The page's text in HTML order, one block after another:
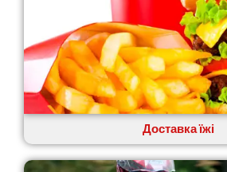
Новоолександрівка
Новомосковськ
Новосілки
Нововолинськ
Обухів
Обухівка
Одеса
Острог
Доставка їжі